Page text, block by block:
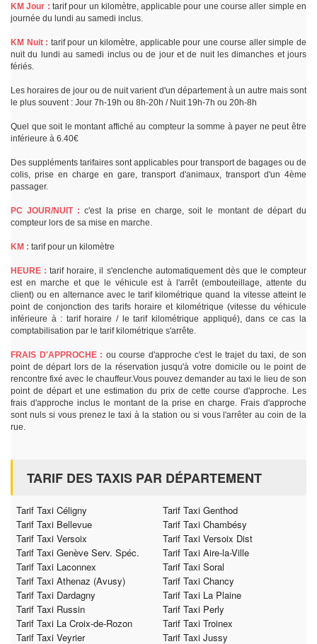
KM Jour : tarif pour un kilomètre, applicable pour une course aller simple en
journée du lundi au samedi inclus.
KM Nuit : tarif pour un kilomètre, applicable pour une course aller simple de
nuit du lundi au samedi inclus ou de jour et de nuit les dimanches et jours
fériés.
Les horaires de jour ou de nuit varient d'un département à un autre mais sont
le plus souvent : Jour 7h-19h ou 8h-20h / Nuit 19h-7h ou 20h-8h
Quel que soit le montant affiché au compteur la somme à payer ne peut être
inférieure à 6.40€
Des suppléments tarifaires sont applicables pour transport de bagages ou de
colis, prise en charge en gare, transport d'animaux, transport d'un 4ème
passager.
PC JOUR/NUIT : c'est la prise en charge, soit le montant de départ du
compteur lors de sa mise en marche.
KM : tarif pour un kilomètre
HEURE : tarif horaire, il s'enclenche automatiquement dès que le compteur
est en marche et que le véhicule est à l'arrêt (embouteillage, attente du
client) ou en alternance avec le tarif kilométrique quand la vitesse atteint le
point de conjonction des tarifs horaire et kilométrique (vitesse du véhicule
inférieure à : tarif horaire / le tarif kilométrique appliqué), dans ce cas la
comptabilisation par le tarif kilométrique s'arrête.
FRAIS D'APPROCHE : ou course d'approche c'est le trajet du taxi, de son
point de départ lors de la réservation jusqu'à votre domicile ou le point de
rencontre fixé avec le chauffeur.Vous pouvez demander au taxi le lieu de son
point de départ et une estimation du prix de cette course d'approche. Les
frais d'approche inclus le montant de la prise en charge. Frais d'approche
sont nuls si vous prenez le taxi à la station ou si vous l'arrêter au coin de la
rue.
TARIF DES TAXIS PAR DÉPARTEMENT
Tarif Taxi Céligny
Tarif Taxi Genthod
Tarif Taxi Bellevue
Tarif Taxi Chambésy
Tarif Taxi Versoix
Tarif Taxi Versoix Dist
Tarif Taxi Genève Serv. Spéc.
Tarif Taxi Aire-la-Ville
Tarif Taxi Laconnex
Tarif Taxi Soral
Tarif Taxi Athenaz (Avusy)
Tarif Taxi Chancy
Tarif Taxi Dardagny
Tarif Taxi La Plaine
Tarif Taxi Russin
Tarif Taxi Perly
Tarif Taxi La Croix-de-Rozon
Tarif Taxi Troinex
Tarif Taxi Veyrier
Tarif Taxi Jussy